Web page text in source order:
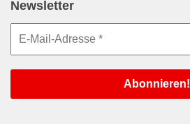
Newsletter